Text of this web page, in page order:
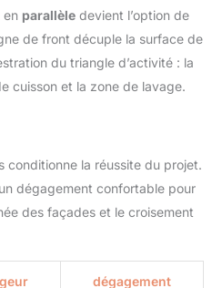
en parallèle devient l’option de
de front décuple la surface de
du triangle d’activité : la
cuisson et la zone de lavage.
conditionne la réussite du projet.
dégagement confortable pour
des façades et le croisement
dégagement